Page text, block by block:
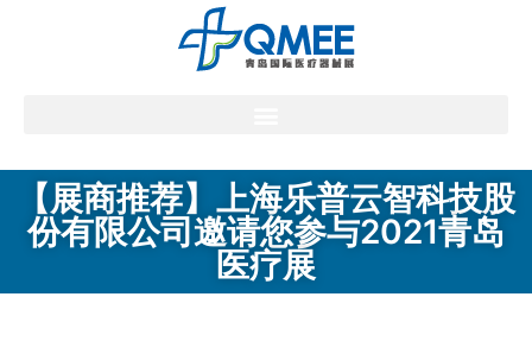
【展商推荐】上海乐普云智科技股
份有限公司邀请您参与2021青岛
医疗展